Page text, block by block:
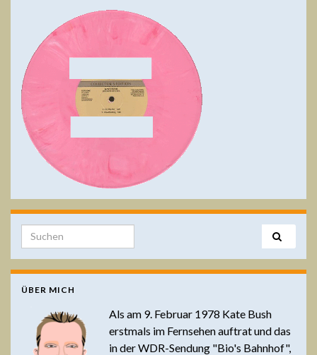
Search for:
ÜBER MICH
Als am 9. Februar 1978 Kate Bush
erstmals im Fernsehen auftrat und das
in der WDR-Sendung "Bio's Bahnhof",